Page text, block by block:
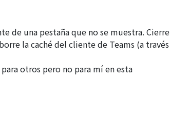
de una pestaña que no se muestra. Cierre
la caché del cliente de Teams (a través
otros pero no para mí en esta